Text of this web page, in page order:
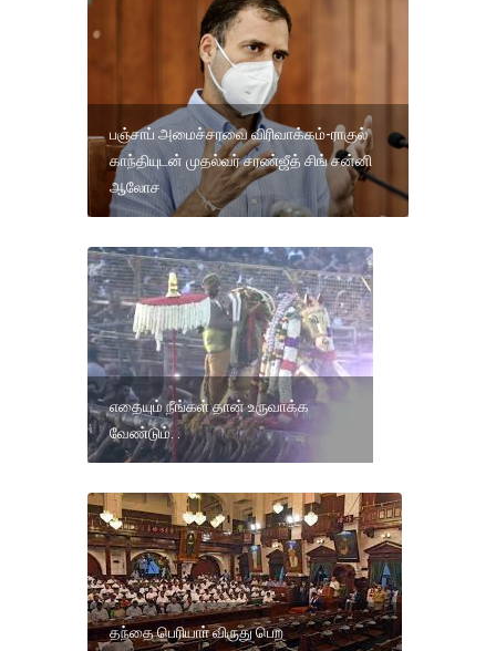
பஞ்சாப் அமைச்சரவை விரிவாக்கம்-ராகுல்
காந்தியுடன் முதல்வர் சரண்ஜீத் சிங் சன்னி
ஆலோச
எதையும் நீங்கள் தான் உருவாக்க
வேண்டும். .
தந்தை பெரியாா் விருது பெற